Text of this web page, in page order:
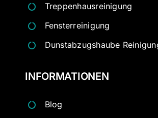
Treppenhausreinigung
Fensterreinigung
Dunstabzugshaube
INFORMATIONEN
Blog